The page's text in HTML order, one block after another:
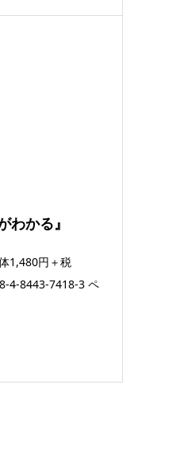
わかる』
1,480円＋税
4-8443-7418-3 ペ